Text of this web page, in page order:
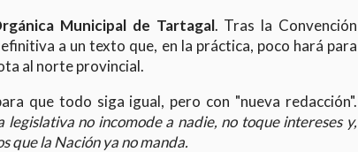
Municipal de Tartagal. Tras la Convención
a un texto que, en la práctica, poco hará para
al norte provincial.
que todo siga igual, pero con "nueva redacción".
no incomode a nadie, no toque intereses y,
que la Nación ya no manda.